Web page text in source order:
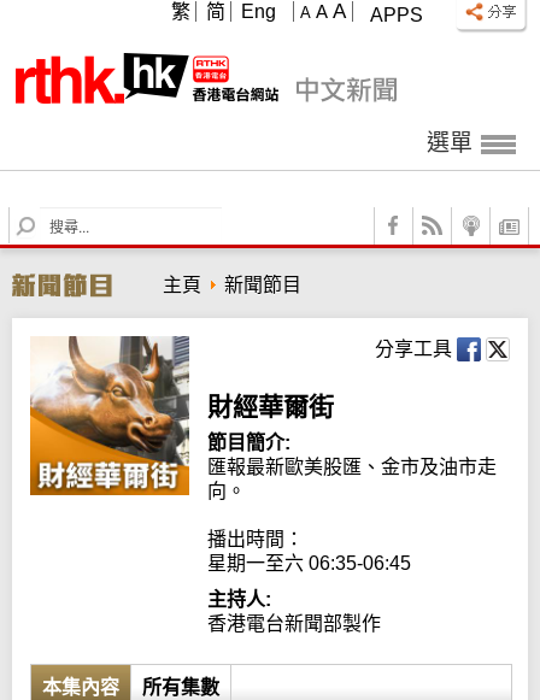
APPS
A A A
繁 简 Eng
選單
S
e
r
c
h
主頁 新聞節目
分享工具
財經華爾街
節目簡介:
匯報最新歐美股匯、金市及油市走
向。
播出時間：
星期一至六 06:35-06:45
主持人:
香港電台新聞部製作
本集內容 所有集數